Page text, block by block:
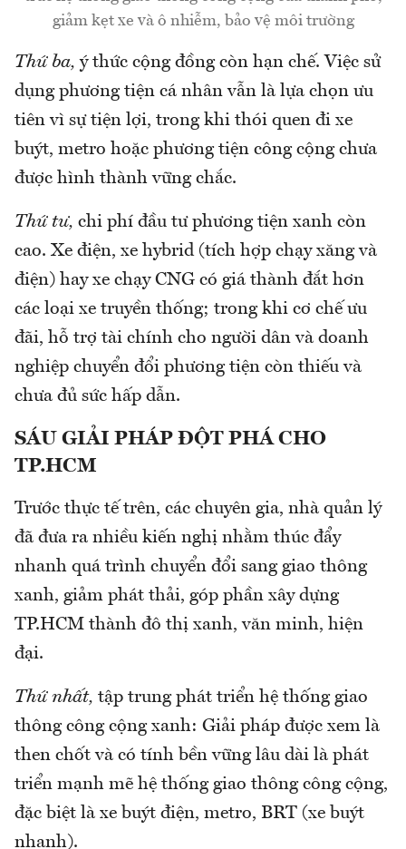
giảm kẹt xe và ô nhiễm, bảo vệ môi trường
Thứ ba, ý thức cộng đồng còn hạn chế. Việc sử
dụng phương tiện cá nhân vẫn là lựa chọn ưu
tiên vì sự tiện lợi, trong khi thói quen đi xe
buýt, metro hoặc phương tiện công cộng chưa
được hình thành vững chắc.
Thứ tư, chi phí đầu tư phương tiện xanh còn
cao. Xe điện, xe hybrid (tích hợp chạy xăng và
điện) hay xe chạy CNG có giá thành đắt hơn
các loại xe truyền thống; trong khi cơ chế ưu
đãi, hỗ trợ tài chính cho người dân và doanh
nghiệp chuyển đổi phương tiện còn thiếu và
chưa đủ sức hấp dẫn.
SÁU GIẢI PHÁP ĐỘT PHÁ CHO
TP.HCM
Trước thực tế trên, các chuyên gia, nhà quản lý
đã đưa ra nhiều kiến nghị nhằm thúc đẩy
nhanh quá trình chuyển đổi sang giao thông
xanh, giảm phát thải, góp phần xây dựng
TP.HCM thành đô thị xanh, văn minh, hiện
đại.
Thứ nhất, tập trung phát triển hệ thống giao
thông công cộng xanh: Giải pháp được xem là
then chốt và có tính bền vững lâu dài là phát
triển mạnh mẽ hệ thống giao thông công cộng,
đặc biệt là xe buýt điện, metro, BRT (xe buýt
nhanh).